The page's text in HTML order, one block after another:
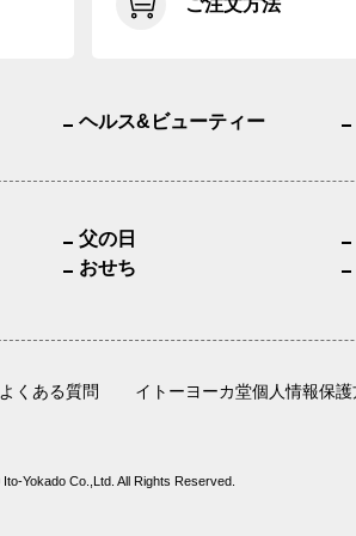
ご注文方法
ヘルス&ビューティー
父の日
おせち
よくある質問 イトーヨーカ堂個人情報保
Yokado Co.,Ltd. All Rights Reserved.